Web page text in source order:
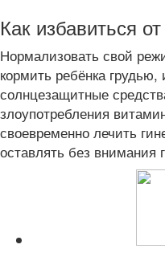
Как избавиться
Нормализовать свой
кормить ребёнка грудью,
солнцезащитные
злоупотребления
своевременно лечить
оставлять без внимания